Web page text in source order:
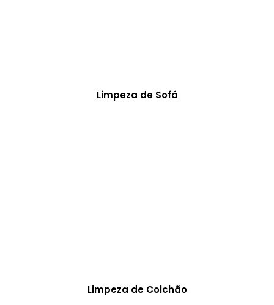
Limpeza de Sofá
Limpeza de Colchão